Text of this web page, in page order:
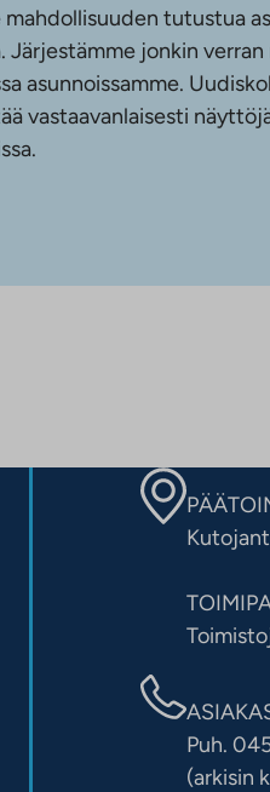
mahdollisuuden tutustua
Järjestämme jonkin
asunnoissamme.
vastaavanlaisesti
Puh.
(arkisin